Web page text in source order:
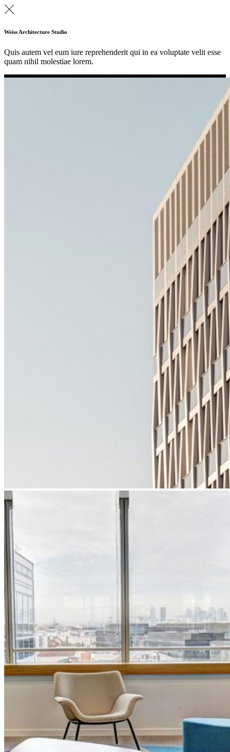
Weiss Architecture Studio
Quis autem vel eum iure reprehenderit qui in ea voluptate velit esse
quam nihil molestiae lorem.